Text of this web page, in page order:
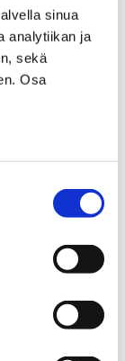
sinua
analytiikan ja
sekä
Osa